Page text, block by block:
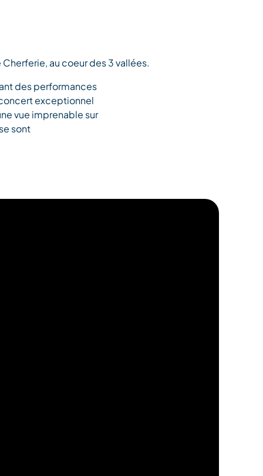
au coeur des 3 vallées.
des performances
exceptionnel
vue imprenable sur
sont